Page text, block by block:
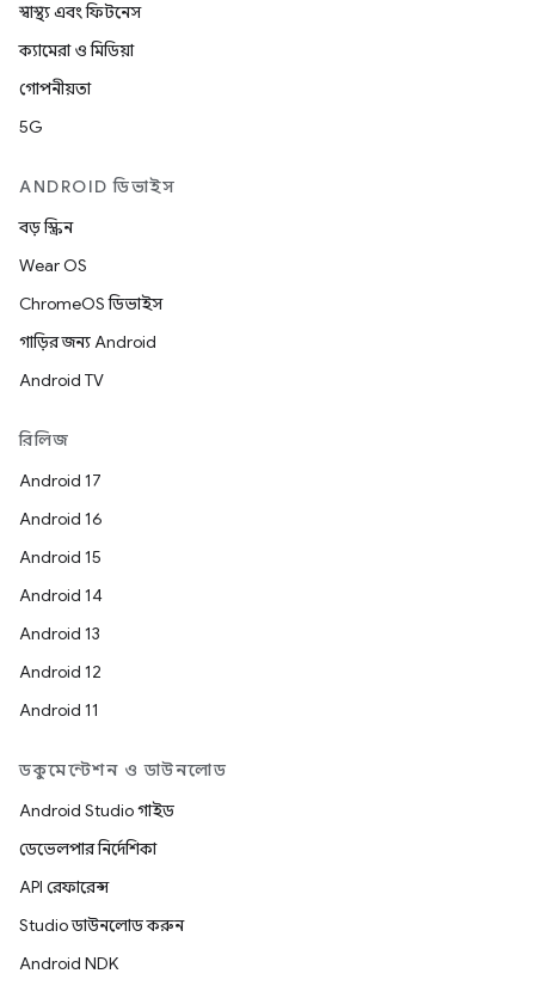
স্বাস্থ্য এবং ফিটনেস
ক্যামেরা ও মিডিয়া
গোপনীয়তা
5G
ANDROID ডিভাইস
বড় স্ক্রিন
Wear OS
ChromeOS ডিভাইস
গাড়ির জন্য Android
Android TV
রিলিজ
Android 17
Android 16
Android 15
Android 14
Android 13
Android 12
Android 11
ডকুমেন্টেশন ও ডাউনলোড
Android Studio গাইড
ডেভেলপার নির্দেশিকা
API রেফারেন্স
Studio ডাউনলোড করুন
Android NDK